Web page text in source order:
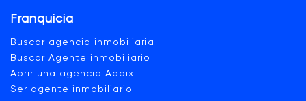
Franquicia
Buscar agencia inmobiliaria
Buscar Agente inmobiliario
Abrir una agencia Adaix
Ser agente inmobiliario